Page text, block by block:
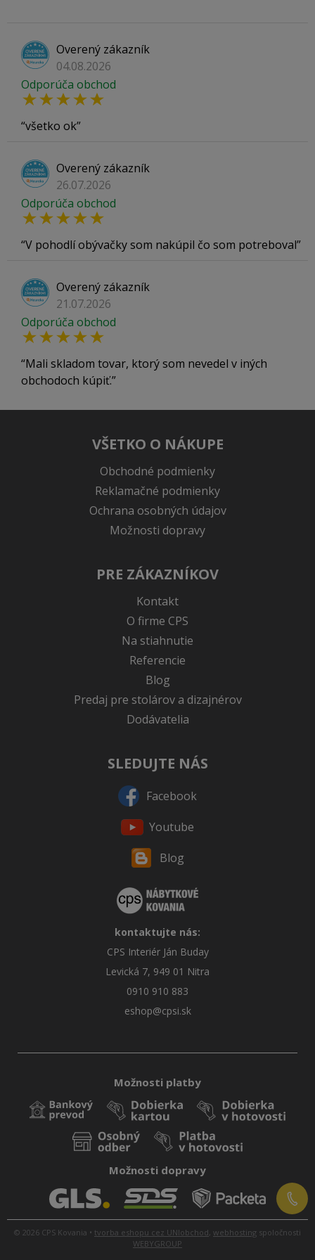
Overený zákazník
04.08.2026
Odporúča obchod
všetko ok
Overený zákazník
26.07.2026
Odporúča obchod
V pohodlí obývačky som nakúpil čo som potreboval
Overený zákazník
21.07.2026
Odporúča obchod
Mali skladom tovar, ktorý som nevedel v iných
obchodoch kúpiť.
VŠETKO O NÁKUPE
Obchodné podmienky
Reklamačné podmienky
Ochrana osobných údajov
Možnosti dopravy
PRE ZÁKAZNÍKOV
Kontakt
O firme CPS
Na stiahnutie
Referencie
Blog
Predaj pre stolárov a dizajnérov
Dodávatelia
SLEDUJTE NÁS
Facebook
Youtube
Blog
kontaktujte nás:
CPS Interiér Ján Buday
Levická 7, 949 01 Nitra
0910 910 883
eshop@cpsi.sk
Možnosti platby
Možnosti dopravy
© 2026 CPS Kovania • tvorba eshopu cez UNIobchod, webhosting spoločnosti
WEBYGROUP